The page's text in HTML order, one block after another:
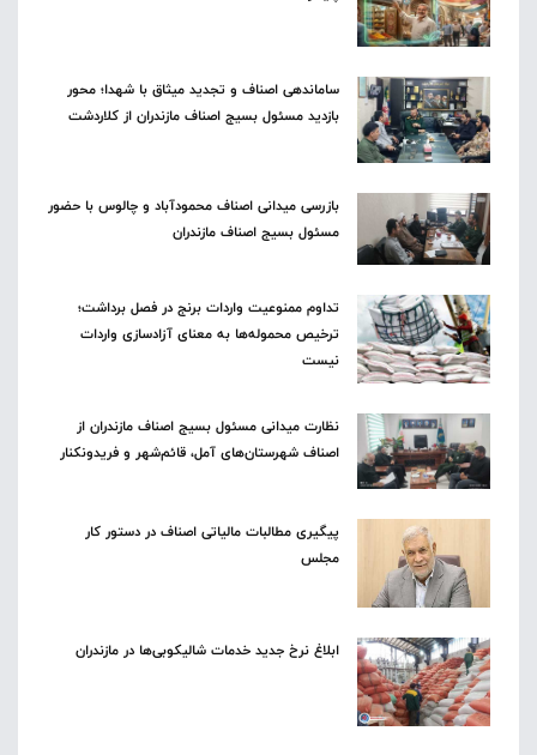
ساماندهی اصناف و تجدید میثاق با شهدا؛ محور
بازدید مسئول بسیج اصناف مازندران از کلاردشت
بازرسی میدانی اصناف محمودآباد و چالوس با حضور
مسئول بسیج اصناف مازندران
تداوم ممنوعیت واردات برنج در فصل برداشت؛
ترخیص محموله‌ها به معنای آزادسازی واردات
نیست
نظارت میدانی مسئول بسیج اصناف مازندران از
اصناف شهرستان‌های آمل، قائم‌شهر و فریدونکنار
پیگیری مطالبات مالیاتی اصناف در دستور کار
مجلس
ابلاغ نرخ جدید خدمات شالیکوبی‌ها در مازندران